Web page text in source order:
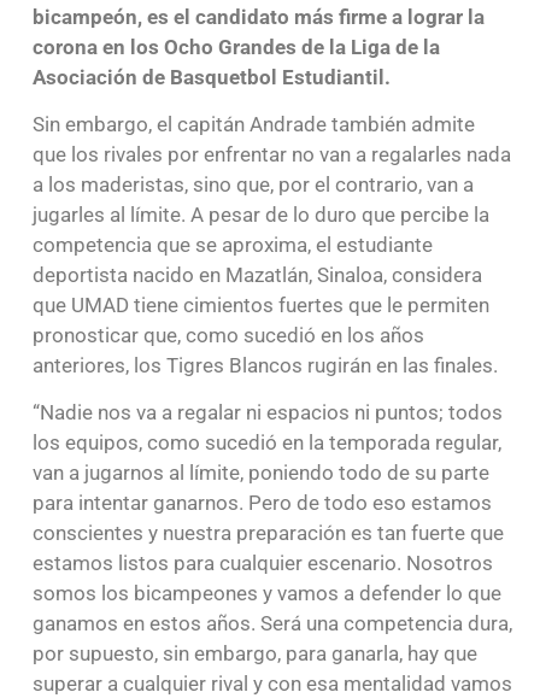
bicampeón, es el candidato más firme a lograr la
corona en los Ocho Grandes de la Liga de la
Asociación de Basquetbol Estudiantil.
Sin embargo, el capitán Andrade también admite
que los rivales por enfrentar no van a regalarles nada
a los maderistas, sino que, por el contrario, van a
jugarles al límite. A pesar de lo duro que percibe la
competencia que se aproxima, el estudiante
deportista nacido en Mazatlán, Sinaloa, considera
que UMAD tiene cimientos fuertes que le permiten
pronosticar que, como sucedió en los años
anteriores, los Tigres Blancos rugirán en las finales.
“Nadie nos va a regalar ni espacios ni puntos; todos
los equipos, como sucedió en la temporada regular,
van a jugarnos al límite, poniendo todo de su parte
para intentar ganarnos. Pero de todo eso estamos
conscientes y nuestra preparación es tan fuerte que
estamos listos para cualquier escenario. Nosotros
somos los bicampeones y vamos a defender lo que
ganamos en estos años. Será una competencia dura,
por supuesto, sin embargo, para ganarla, hay que
superar a cualquier rival y con esa mentalidad vamos